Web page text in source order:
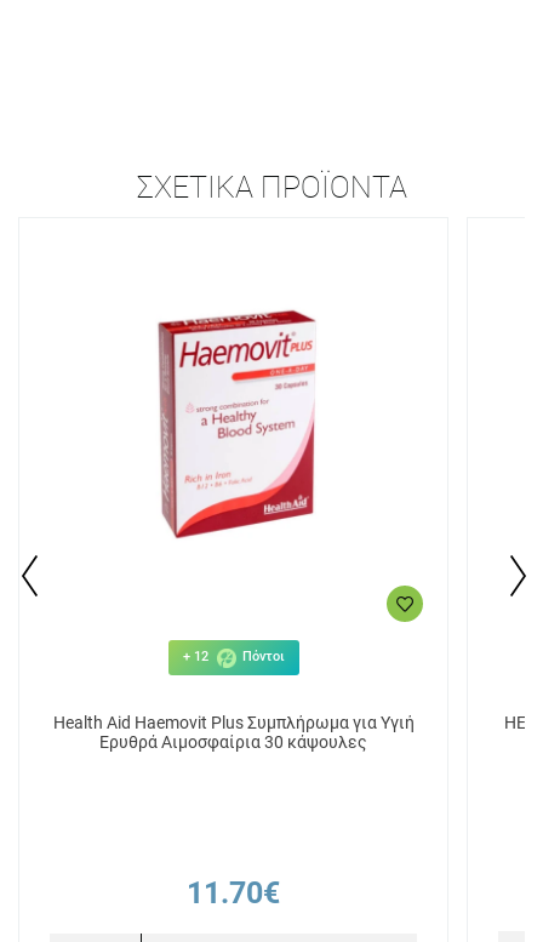
ΣΧΕΤΙΚΆ ΠΡΟΪΌΝΤΑ
+ 12 Πόντοι
Health Aid Haemovit Plus Συμπλήρωμα για Υγιή
Ερυθρά Αιμοσφαίρια 30 κάψουλες
11.70€